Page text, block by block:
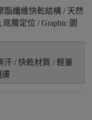
酯纖維快乾結構 / 天然
層定位 / Graphic 圖
汗 / 快乾材質 / 輕量
膚